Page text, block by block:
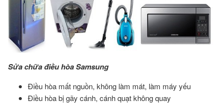
Sửa chữa điều hòa Samsung
Điều hòa mất nguồn, không làm mát, làm máy yếu
Điều hòa bị gãy cánh, cánh quạt không quay